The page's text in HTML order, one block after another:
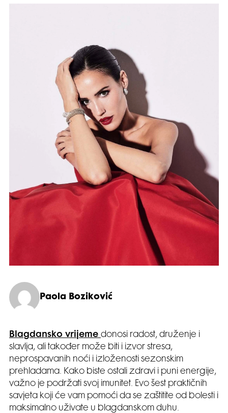
Paola Boziković
Blagdansko vrijeme donosi radost, druženje i
slavlja, ali također može biti i izvor stresa,
neprospavanih noći i izloženosti sezonskim
prehladama. Kako biste ostali zdravi i puni energije,
važno je podržati svoj imunitet. Evo šest praktičnih
savjeta koji će vam pomoći da se zaštitite od bolesti i
maksimalno uživate u blagdanskom duhu.